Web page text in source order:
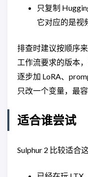
只复制
它对应的是视
排查时建议按顺序
工作流要求的版本
逐步加 LoRA、
只改一个变量，最
适合谁尝试
Sulphur 2 比较适合